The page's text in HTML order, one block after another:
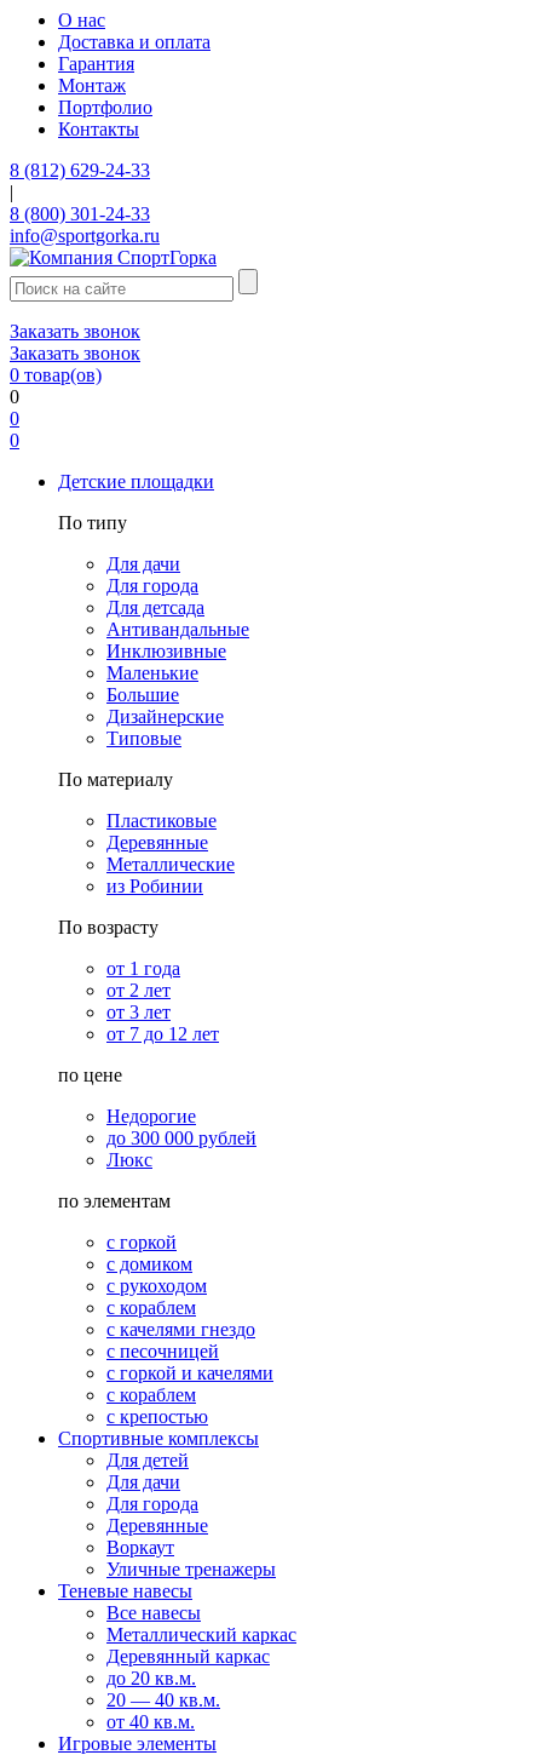
О нас
Доставка и оплата
Гарантия
Монтаж
Портфолио
Контакты
8 (812) 629-24-33
|
8 (800) 301-24-33
info@sportgorka.ru
Заказать звонок
Заказать звонок
0 товар(ов)
0
0
0
Детские площадки
По типу
Для дачи
Для города
Для детсада
Антивандальные
Инклюзивные
Маленькие
Большие
Дизайнерские
Типовые
По материалу
Пластиковые
Деревянные
Металлические
из Робинии
По возрасту
от 1 года
от 2 лет
от 3 лет
от 7 до 12 лет
по цене
Недорогие
до 300 000 рублей
Люкс
по элементам
с горкой
с домиком
с рукоходом
с кораблем
с качелями гнездо
с песочницей
с горкой и качелями
с кораблем
с крепостью
Спортивные комплексы
Для детей
Для дачи
Для города
Деревянные
Воркаут
Уличные тренажеры
Теневые навесы
Все навесы
Металлический каркас
Деревянный каркас
до 20 кв.м.
20 — 40 кв.м.
от 40 кв.м.
Игровые элементы